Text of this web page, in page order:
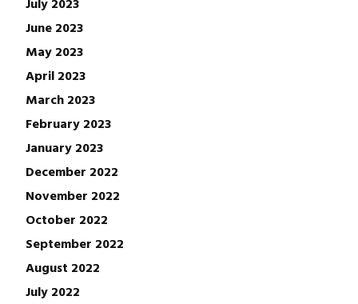
June 2023
May 2023
April 2023
March 2023
February 2023
January 2023
December 2022
November 2022
October 2022
September 2022
August 2022
July 2022